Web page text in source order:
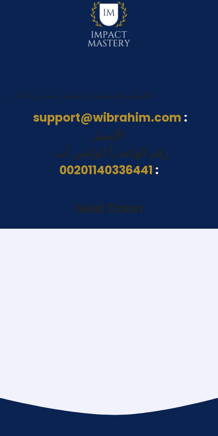
للأسئلة والاستفسارات تواصل معنا من خلال
support@wibrahim.com :
رقم الهاتف\الواتس أب
:
00201140336441
Gold Ticket